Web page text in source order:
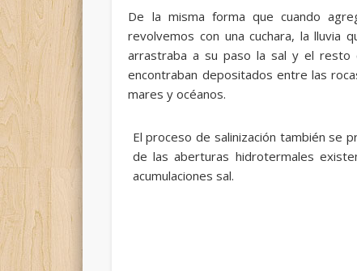
De la misma forma que cuando
revolvemos con una cuchara, la lluvia
arrastraba a su paso la sal y el resto
encontraban depositados entre las
mares y océanos.
El proceso de salinización también se
de las aberturas hidrotermales
acumulaciones sal.